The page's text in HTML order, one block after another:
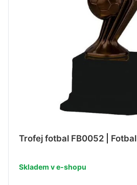
Trofej fotbal FB0052 | Fotbal
Skladem v e-shopu